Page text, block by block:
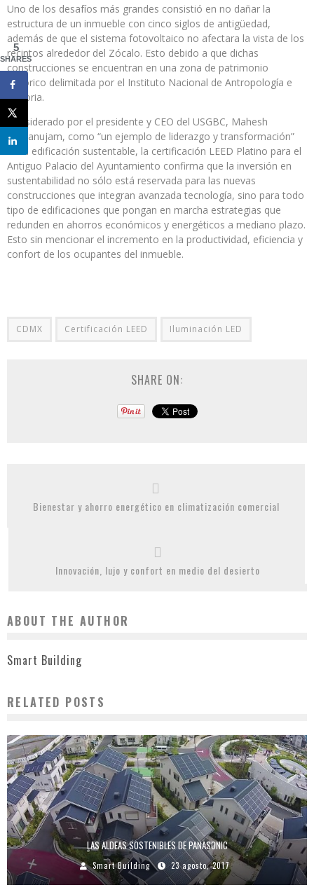
Uno de los desafíos más grandes consistió en no dañar la
estructura de un inmueble con cinco siglos de antigüedad,
además de que el sistema fotovoltaico no afectara la vista de los
recintos alrededor del Zócalo. Esto debido a que dichas
construcciones se encuentran en una zona de patrimonio
histórico delimitada por el Instituto Nacional de Antropología e
Historia.
Considerado por el presidente y CEO del USGBC, Mahesh
Ramanujam, como “un ejemplo de liderazgo y transformación”
en la edificación sustentable, la certificación LEED Platino para el
Antiguo Palacio del Ayuntamiento confirma que la inversión en
sustentabilidad no sólo está reservada para las nuevas
construcciones que integran avanzada tecnología, sino para todo
tipo de edificaciones que pongan en marcha estrategias que
redunden en ahorros económicos y energéticos a mediano plazo.
Esto sin mencionar el incremento en la productividad, eficiencia y
confort de los ocupantes del inmueble.
CDMX Certificación LEED Iluminación LED
SHARE ON:
Bienestar y ahorro energético en climatización comercial
Innovación, lujo y confort en medio del desierto
ABOUT THE AUTHOR
Smart Building
RELATED POSTS
LAS ALDEAS SOSTENIBLES DE PANASONIC
Smart Building 23 agosto, 2017
5
SHARES